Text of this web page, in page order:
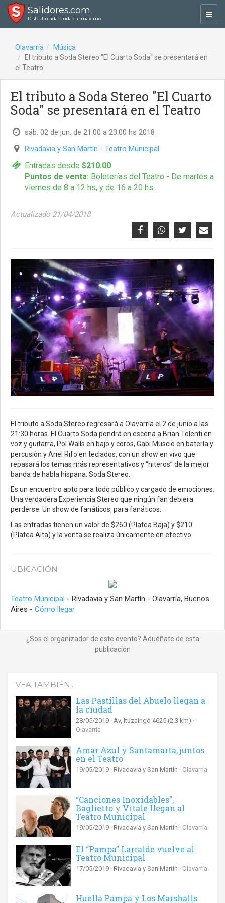
Salidores.com
Disfrutá cada ciudad al máximo
Olavarría
Música
El tributo a Soda Stereo "El Cuarto Soda" se presentará en
el Teatro
El tributo a Soda Stereo "El Cuarto
Soda" se presentará en el Teatro
sáb. 02 de jun. de 21:00 a 23:00 hs 2018
Rivadavia y San Martín - Teatro Municipal
Entradas desde $210.00
Puntos de venta: Boleterías del Teatro - De martes a
viernes de 8 a 12 hs, y de 16 a 20 hs.
Actualizado 21/04/2018
El tributo a Soda Stereo regresará a Olavarría el 2 de junio a las
21:30 horas. El Cuarto Soda pondrá en escena a Brian Tolenti en
voz y guitarra, Pol Walls en bajo y coros, Gabi Muscio en batería y
percusión y Ariel Rifo en teclados, con un show en vivo que
repasará los temas más representativos y “hiteros” de la mejor
banda de habla hispana: Soda Stereo.
Es un encuentro apto para todo público y cargado de emociones.
Una verdadera Experiencia Stereo que ningún fan debiera
perderse. Un show de fanáticos, para fanáticos.
Las entradas tienen un valor de $260 (Platea Baja) y $210
(Platea Alta) y la venta se realiza únicamente en efectivo.
UBICACIÓN
Teatro Municipal - Rivadavia y San Martín - Olavarría, Buenos
Aires - Cómo llegar
¿Sos el organizador de este evento? Aduéñate de esta
publicación
VEA TAMBIÉN..
Las Pastillas del Abuelo llegan a
la ciudad
28/05/2019 Av, Ituzaingó 4625 (2.3 km)
Olavarría
Amar Azul y Santamarta, juntos
en el Teatro
19/05/2019 Rivadavia y San Martín Olavarría
“Canciones Inoxidables”,
Baglietto y Vitale llegan al
Teatro Municipal
19/05/2019 Rivadavia y San Martín Olavarría
El “Pampa” Larralde vuelve al
Teatro Municipal
17/05/2019 Rivadavia y San Martín Olavarría
Huella Pampa y Los Marshalls